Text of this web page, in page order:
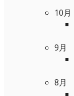
10月
9月
8月